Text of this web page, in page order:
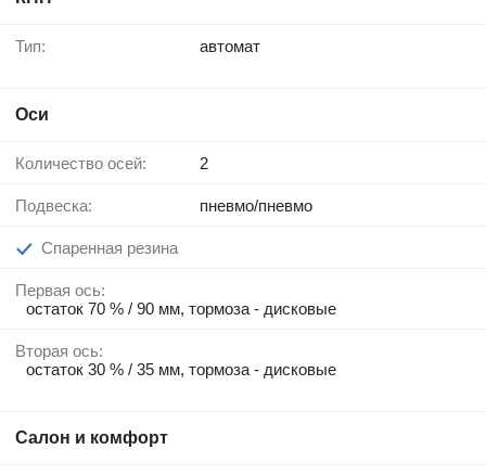
Тип: автомат
Оси
Количество осей: 2
Подвеска: пневмо/пневмо
Спаренная резина
Первая ось:
остаток 70 % / 90 мм, тормоза - дисковые
Вторая ось:
остаток 30 % / 35 мм, тормоза - дисковые
Салон и комфорт